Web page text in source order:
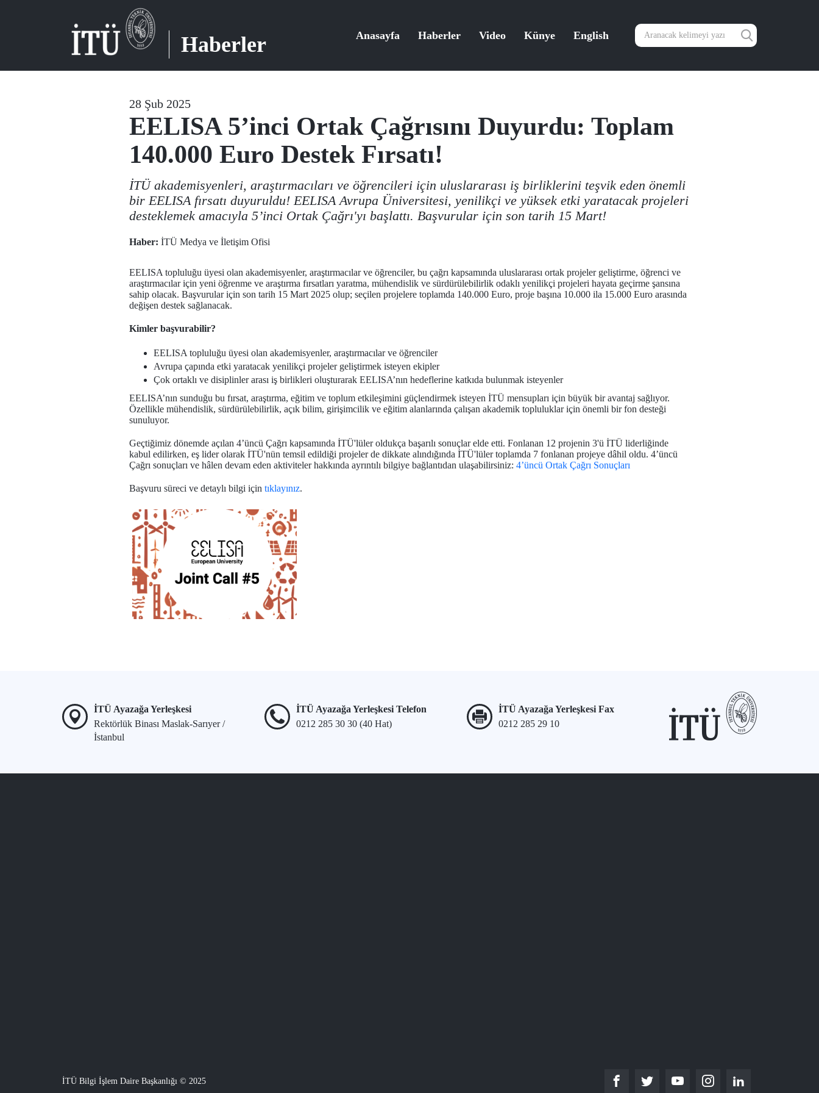
Haberler Anasayfa Haberler Video Künye English
28 Şub 2025
EELISA 5’inci Ortak Çağrısını Duyurdu: Toplam
140.000 Euro Destek Fırsatı!
İTÜ akademisyenleri, araştırmacıları ve öğrencileri için uluslararası iş birliklerini teşvik eden önemli
bir EELISA fırsatı duyuruldu! EELISA Avrupa Üniversitesi, yenilikçi ve yüksek etki yaratacak projeleri
desteklemek amacıyla 5’inci Ortak Çağrı'yı başlattı. Başvurular için son tarih 15 Mart!
Haber: İTÜ Medya ve İletişim Ofisi
EELISA topluluğu üyesi olan akademisyenler, araştırmacılar ve öğrenciler, bu çağrı kapsamında uluslararası ortak projeler geliştirme, öğrenci ve
araştırmacılar için yeni öğrenme ve araştırma fırsatları yaratma, mühendislik ve sürdürülebilirlik odaklı yenilikçi projeleri hayata geçirme şansına
sahip olacak. Başvurular için son tarih 15 Mart 2025 olup; seçilen projelere toplamda 140.000 Euro, proje başına 10.000 ila 15.000 Euro arasında
değişen destek sağlanacak.
Kimler başvurabilir?
EELISA topluluğu üyesi olan akademisyenler, araştırmacılar ve öğrenciler
Avrupa çapında etki yaratacak yenilikçi projeler geliştirmek isteyen ekipler
Çok ortaklı ve disiplinler arası iş birlikleri oluşturarak EELISA’nın hedeflerine katkıda bulunmak isteyenler
EELISA’nın sunduğu bu fırsat, araştırma, eğitim ve toplum etkileşimini güçlendirmek isteyen İTÜ mensupları için büyük bir avantaj sağlıyor.
Özellikle mühendislik, sürdürülebilirlik, açık bilim, girişimcilik ve eğitim alanlarında çalışan akademik topluluklar için önemli bir fon desteği
sunuluyor.
Geçtiğimiz dönemde açılan 4’üncü Çağrı kapsamında İTÜ'lüler oldukça başarılı sonuçlar elde etti. Fonlanan 12 projenin 3'ü İTÜ liderliğinde
kabul edilirken, eş lider olarak İTÜ'nün temsil edildiği projeler de dikkate alındığında İTÜ'lüler toplamda 7 fonlanan projeye dâhil oldu. 4’üncü
Çağrı sonuçları ve hâlen devam eden aktiviteler hakkında ayrıntılı bilgiye bağlantıdan ulaşabilirsiniz: 4’üncü Ortak Çağrı Sonuçları
Başvuru süreci ve detaylı bilgi için tıklayınız.
İTÜ Ayazağa Yerleşkesi
Rektörlük Binası Maslak-Sarıyer /
İstanbul
İTÜ Ayazağa Yerleşkesi Telefon
0212 285 30 30 (40 Hat)
İTÜ Ayazağa Yerleşkesi Fax
0212 285 29 10
İTÜ Bilgi İşlem Daire Başkanlığı © 2025